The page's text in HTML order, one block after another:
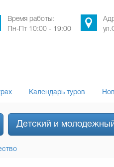
Время работы:
Пн-Пт 10:00 - 19:00
Календарь туров
Детский и